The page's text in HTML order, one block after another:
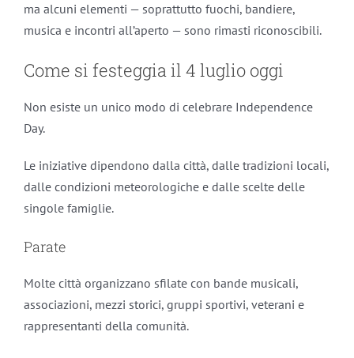
ma alcuni elementi — soprattutto fuochi, bandiere,
musica e incontri all’aperto — sono rimasti riconoscibili.
Come si festeggia il 4 luglio oggi
Non esiste un unico modo di celebrare Independence
Day.
Le iniziative dipendono dalla città, dalle tradizioni locali,
dalle condizioni meteorologiche e dalle scelte delle
singole famiglie.
Parate
Molte città organizzano sfilate con bande musicali,
associazioni, mezzi storici, gruppi sportivi, veterani e
rappresentanti della comunità.